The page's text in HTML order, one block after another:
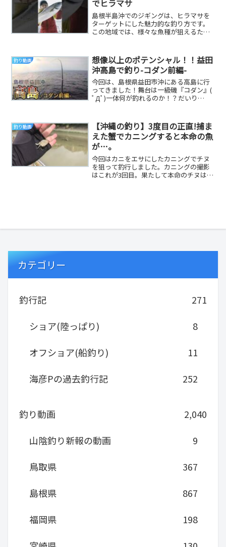
でヒラマサ
島根半島沖でのジギングは、ヒラマサを
ターゲットにした魅力的な釣り方です。
この地域では、様々な魚種が狙えるた
釣り動画
想像以上のポテンシャル！！益田
沖高島で釣り-コダン前編-
今回は、島根県益田市沖にある高島に行
ってきました！舞台は一級磯『コダン』(
ﾟДﾟ)一体何が釣れるのか！？だいり
釣り動画
【沖縄の釣り】3度目の正直!捕ま
えた蟹でカニングすると本命の魚
が…。
今回はカニをエサにしたカニングでチヌ
を狙って釣行しました。カニングの撮影
はこれが3回目。果たして本命のチヌは釣
カテゴリー
釣行記
271
ショア(陸っぱり)
8
オフショア(船釣り)
11
海彦Pの過去釣行記
252
釣り動画
2,040
山陰釣り新報の動画
9
鳥取県
367
島根県
867
福岡県
198